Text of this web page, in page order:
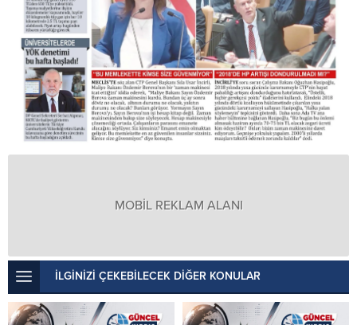
MOBİL REKLAM ALANI
İLGİNİZİ ÇEKEBİLECEK DİĞER KONULAR